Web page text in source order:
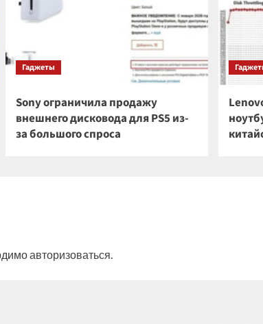
Гаджеты
Sony ограничила продажу
внешнего дисковода для PS5 из-
за большого спроса
авторизоваться.